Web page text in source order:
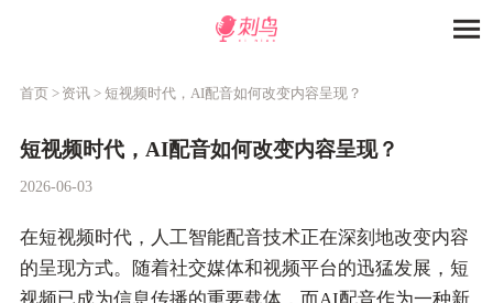
首页 > 资讯 > 短视频时代，AI配音如何改变内容呈现？
短视频时代，AI配音如何改变内容呈现？
2026-06-03
在短视频时代，人工智能配音技术正在深刻地改变内容
的呈现方式。随着社交媒体和视频平台的迅猛发展，短